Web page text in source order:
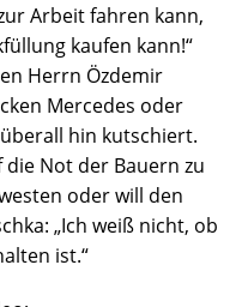
Arbeit fahren kann,
kaufen kann!“
Herrn Özdemir
Mercedes oder
hin kutschiert.
Not der Bauern zu
oder will den
„Ich weiß nicht, ob
ist.“